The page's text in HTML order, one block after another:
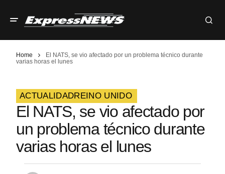
Home
El NATS, se vio afectado por un problema técnico durante
varias horas el lunes
ACTUALIDADREINO UNIDO
El NATS, se vio afectado por
un problema técnico durante
varias horas el lunes